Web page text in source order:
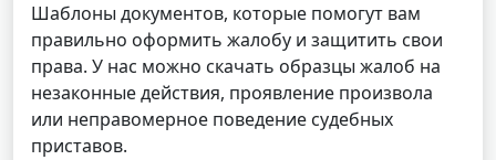
Шаблоны документов, которые помогут вам
правильно оформить жалобу и защитить свои
права. У нас можно скачать образцы жалоб на
незаконные действия, проявление произвола
или неправомерное поведение судебных
приставов.